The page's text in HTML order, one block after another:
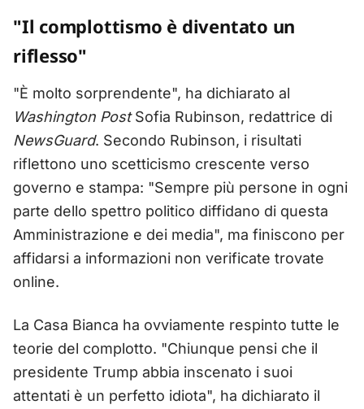
"Il complottismo è diventato un
riflesso"
"È molto sorprendente", ha dichiarato al
Washington PostSofia Rubinson, redattrice di
NewsGuard. Secondo Rubinson, i risultati
riflettono uno scetticismo crescente verso
governo e stampa: "Sempre più persone in ogni
parte dello spettro politico diffidano di questa
Amministrazione e dei media", ma finiscono per
affidarsi a informazioni non verificate trovate
online.
La Casa Bianca ha ovviamente respinto tutte le
teorie del complotto. "Chiunque pensi che il
presidente Trump abbia inscenato i suoi
attentati è un perfetto idiota", ha dichiarato il